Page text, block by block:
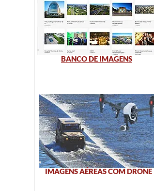
BANCO DE IMAGENS
IMAGENS AÉREAS COM DRONE